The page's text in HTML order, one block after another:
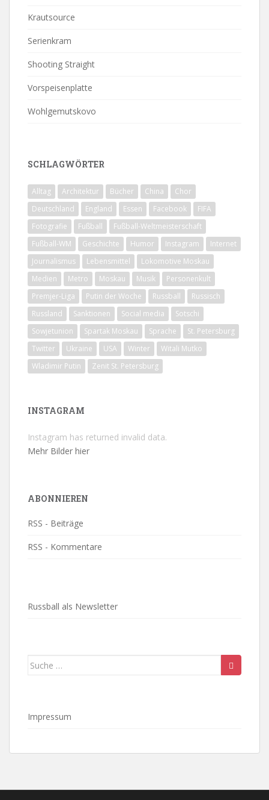
Krautsource
Serienkram
Shooting Straight
Vorspeisenplatte
Wohlgemutskovo
SCHLAGWÖRTER
Alltag Architektur Bücher China
Chor
Deutschland
England Essen Facebook
FIFA
Fotografie
Fußball
Fußball-Weltmeisterschaft
Fußball-WM
Geschichte Humor Instagram
Internet
Journalismus
Lebensmittel
Lokomotive Moskau
Medien
Metro Moskau Musik
Personenkult
Premjer-Liga
Putin der Woche Russball
Russisch
Russland
Sanktionen Social media
Sotschi
Sowjetunion
Spartak Moskau Sprache
St. Petersburg
Twitter
Ukraine USA Winter
Witali Mutko
Wladimir Putin
Zenit St. Petersburg
INSTAGRAM
Instagram has returned invalid data.
Mehr Bilder hier
ABONNIEREN
RSS - Beiträge
RSS - Kommentare
Russball als Newsletter
Suche
Impressum